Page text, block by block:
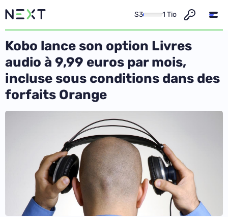
S3 1 Tio
Kobo lance son option Livres
audio à 9,99 euros par mois,
incluse sous conditions dans des
forfaits Orange